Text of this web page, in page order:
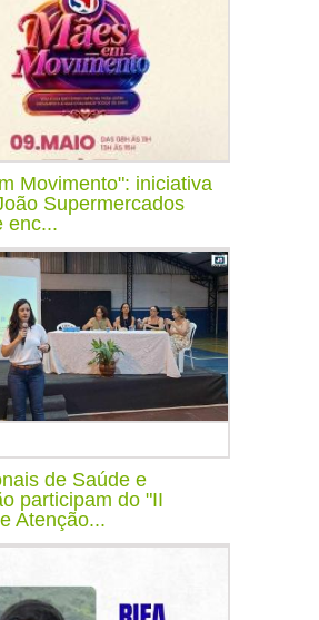
Movimento": iniciativa
Supermercados
enc...
de Saúde e
participam do "II
Atenção...